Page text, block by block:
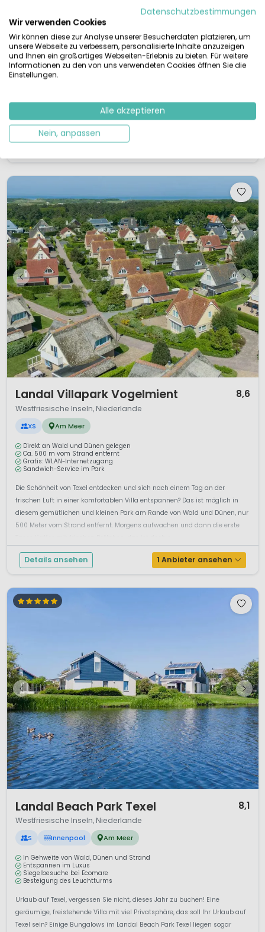
Inmitten der Dünen gelegen
2 km vom Strand
Hallenschwimmbad
Restaurant/Brasserie
Ein Urlaub auf Texel? Der Landal Ferienpark Sluftervallei hat die perfekte
Alltag wirklich entfliehen. Umgeben von Dünen haben Sie den nötigen
Platz, um sich zu entspannen. Machen Sie eine Radtour zum Strand,
springen Sie gemeinsam in den Pool und lassen Sie de...
Landal Villapark Vogelmient 8,6
Westfriesische Inseln, Niederlande
XS Am Meer
Direkt an Wald und Dünen gelegen
Ca. 500 m vom Strand entfernt
Gratis: WLAN-Internetzugang
Sandwich-Service im Park
Die Schönheit von Texel entdecken und sich nach einem Tag an der
frischen Luft in einer komfortablen Villa entspannen? Das ist möglich in
diesem gemütlichen und kleinen Park am Rande von Wald und Dünen, nur
500 Meter vom Strand entfernt. Morgens aufwachen und dann die erste
Details ansehen 1 Anbieter ansehen
Landal Beach Park Texel 8,1
Westfriesische Inseln, Niederlande
S Innenpool Am Meer
In Gehweite von Wald, Dünen und Strand
Entspannen im Luxus
Siegelbesuche bei Ecomare
Besteigung des Leuchtturms
Urlaub auf Texel, vergessen Sie nicht, dieses Jahr zu buchen! Eine
geräumige, freistehende Villa mit viel Privatsphäre, das soll Ihr Urlaub auf
Texel sein? Einige Bungalows im Landal Beach Park Texel liegen sogar
Datenschutzbestimmungen
Wir verwenden Cookies
Wir können diese zur Analyse unserer Besucherdaten platzieren, um
unsere Webseite zu verbessern, personalisierte Inhalte anzuzeigen
und Ihnen ein großartiges Webseiten-Erlebnis zu bieten. Für weitere
Informationen zu den von uns verwendeten Cookies öffnen Sie die
Einstellungen.
Alle akzeptieren
Nein, anpassen